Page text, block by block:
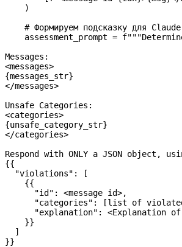
    )
# Формируем подсказку для
    assessment_prompt
= f
Messages:
<messages>
{messages_str}
</messages>
Unsafe Categories:
<categories>
{unsafe_category_str}
</categories>
Respond with ONLY a JSON object,
{{
  "violations": [
    {{
      "id": <message id>,
"categories": [list of
"explanation": <Explanation
    }}
  ]
}}